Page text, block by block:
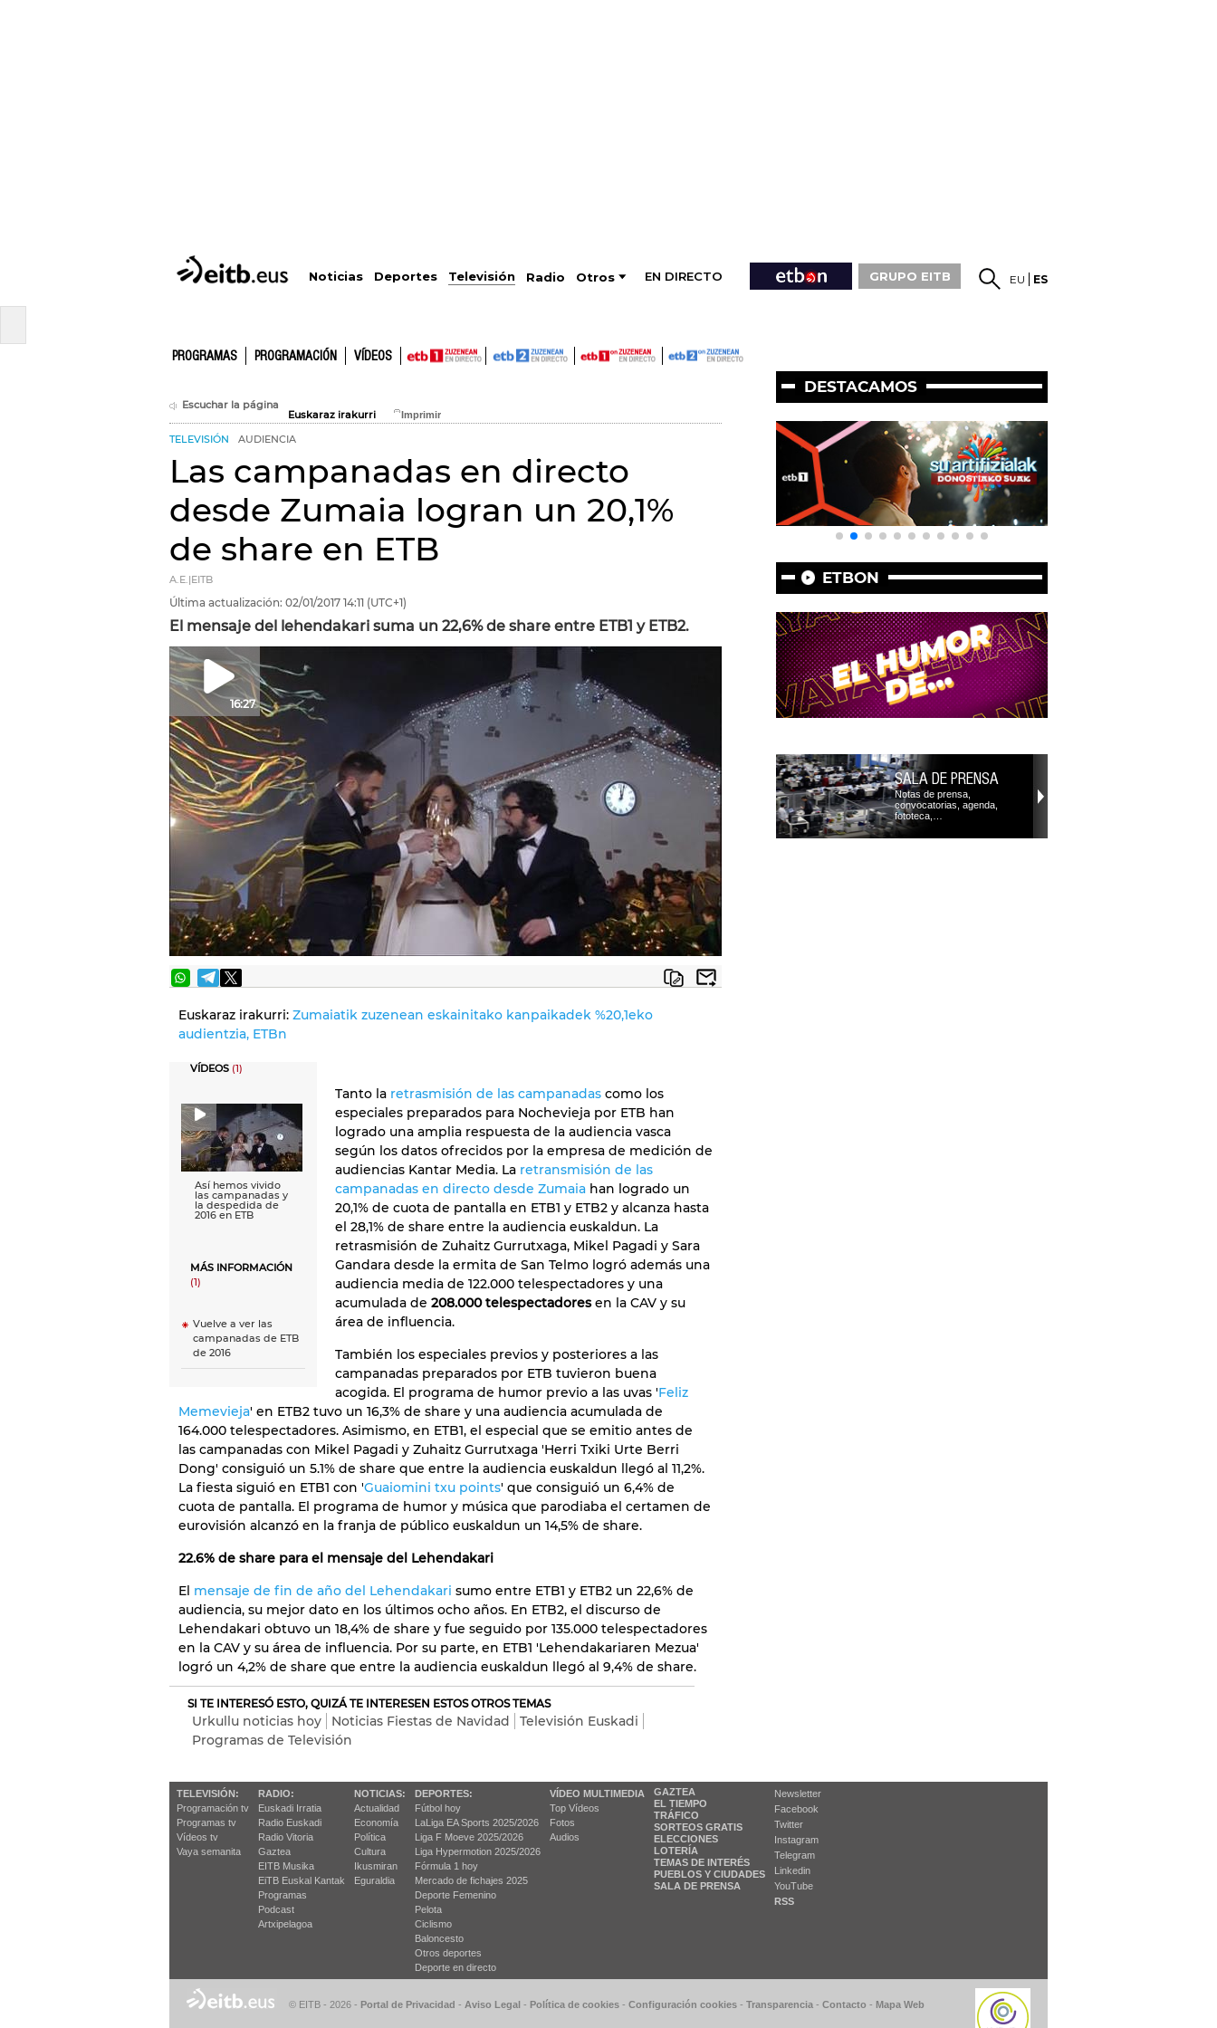
Noticias Deportes Televisión Radio Otros EN DIRECTO GRUPO EITB EU ES
PROGRAMAS PROGRAMACIÓN VÍDEOS
Escuchar la página
Euskaraz irakurri
TELEVISIÓN AUDIENCIA
Las campanadas en directo
desde Zumaia logran un 20,1%
de share en ETB
A.E.|EITB
Última actualización: 02/01/2017 14:11 (UTC+1)
El mensaje del lehendakari suma un 22,6% de share entre ETB1 y ETB2.
16:27
Euskaraz irakurri: Zumaiatik zuzenean eskainitako kanpaikadek %20,1eko
audientzia, ETBn
VÍDEOS (1)
Así hemos vivido
las campanadas y
la despedida de
2016 en ETB
MÁS INFORMACIÓN
(1)
Vuelve a ver las
campanadas de ETB
de 2016
Tanto la retrasmisión de las campanadas como los
especiales preparados para Nochevieja por ETB han
logrado una amplia respuesta de la audiencia vasca
según los datos ofrecidos por la empresa de medición de
audiencias Kantar Media. La retransmisión de las
campanadas en directo desde Zumaia han logrado un
20,1% de cuota de pantalla en ETB1 y ETB2 y alcanza hasta
el 28,1% de share entre la audiencia euskaldun. La
retrasmisión de Zuhaitz Gurrutxaga, Mikel Pagadi y Sara
Gandara desde la ermita de San Telmo logró además una
audiencia media de 122.000 telespectadores y una
acumulada de 208.000 telespectadoresen la CAV y su
área de influencia.
También los especiales previos y posteriores a las
campanadas preparados por ETB tuvieron buena
acogida. El programa de humor previo a las uvas 'Feliz
Memevieja' en ETB2 tuvo un 16,3% de share y una audiencia acumulada de
164.000 telespectadores. Asimismo, en ETB1, el especial que se emitio antes de
las campanadas con Mikel Pagadi y Zuhaitz Gurrutxaga 'Herri Txiki Urte Berri
Dong' consiguió un 5.1% de share que entre la audiencia euskaldun llegó al 11,2%.
La fiesta siguió en ETB1 con 'Guaiomini txu points' que consiguió un 6,4% de
cuota de pantalla. El programa de humor y música que parodiaba el certamen de
eurovisión alcanzó en la franja de público euskaldun un 14,5% de share.
22.6% de share para el mensaje del Lehendakari
El mensaje de fin de año del Lehendakari sumo entre ETB1 y ETB2 un 22,6% de
audiencia, su mejor dato en los últimos ocho años. En ETB2, el discurso de
Lehendakari obtuvo un 18,4% de share y fue seguido por 135.000 telespectadores
en la CAV y su área de influencia. Por su parte, en ETB1 'Lehendakariaren Mezua'
logró un 4,2% de share que entre la audiencia euskaldun llegó al 9,4% de share.
SI TE INTERESÓ ESTO, QUIZÁ TE INTERESEN ESTOS OTROS TEMAS
Urkullu noticias hoy Noticias Fiestas de Navidad
Televisión Euskadi
Programas de Televisión
DESTACAMOS
ETBON
SALA DE PRENSA
Notas de prensa,
convocatorias, agenda,
fototeca,…
TELEVISIÓN:
Programación tv
Programas tv
Vídeos tv
Vaya semanita
RADIO:
Euskadi Irratia
Radio Euskadi
Radio Vitoria
Gaztea
EITB Musika
EiTB Euskal Kantak
Programas
Podcast
Artxipelagoa
NOTICIAS:
Actualidad
Economía
Política
Cultura
Ikusmiran
Eguraldia
DEPORTES:
Fútbol hoy
LaLiga EA Sports 2025/2026
Liga F Moeve 2025/2026
Liga Hypermotion 2025/2026
Fórmula 1 hoy
Mercado de fichajes 2025
Deporte Femenino
Pelota
Ciclismo
Baloncesto
Otros deportes
Deporte en directo
VÍDEO MULTIMEDIA
Top Vídeos
Fotos
Audios
GAZTEA
EL TIEMPO
TRÁFICO
SORTEOS GRATIS
ELECCIONES
LOTERÍA
TEMAS DE INTERÉS
PUEBLOS Y CIUDADES
SALA DE PRENSA
Newsletter
Facebook
Twitter
Instagram
Telegram
Linkedin
YouTube
RSS
© EITB - 2026 - Portal de Privacidad - Aviso Legal - Política de cookies - Configuración cookies - Transparencia - Contacto - Mapa Web